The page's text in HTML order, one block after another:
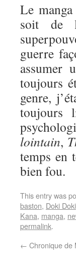
Le
soit de
guerre
assumer
toujours
genre,
toujours
lointain,
temps en
bien fou.
This entry was
baston, Doki Doki
Kana, manga,
permalink.
← Chronique de